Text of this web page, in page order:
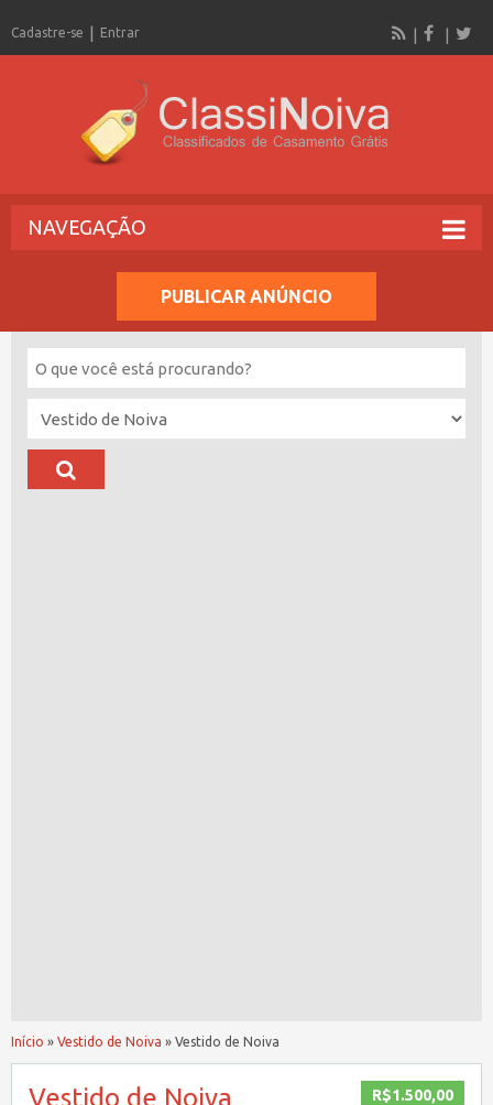
Cadastre-se Entrar
NAVEGAÇÃO
PUBLICAR ANÚNCIO
Início » Vestido de Noiva » Vestido de Noiva
R$1.500,00
Vestido de Noiva